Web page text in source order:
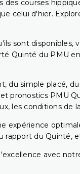
des courses
celui d'hier.
sont
Quinté du PMU
du simple placé,
pronostics PMU
les conditions de
expérience
rapport du Quinté,
avec